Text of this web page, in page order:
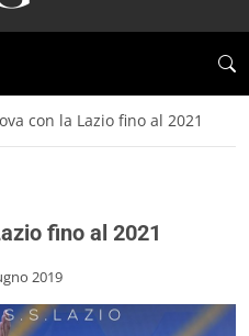
con la Lazio fino al 2021
fino al 2021
2019